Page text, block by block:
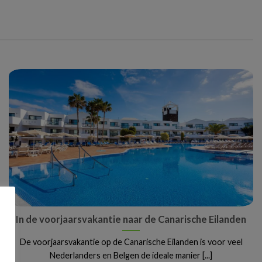
In de voorjaarsvakantie naar de Canarische Eilanden
De voorjaarsvakantie op de Canarische Eilanden is voor veel
Nederlanders en Belgen de ideale manier [...]